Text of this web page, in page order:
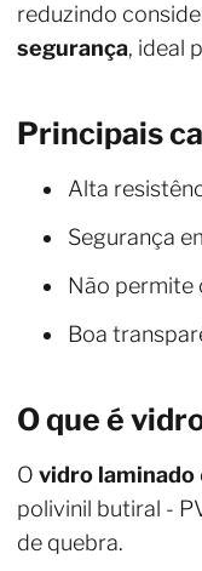
reduzindo
segurança, ideal
Principais
Alta
Segurança
Não permite
Boa
O que é
O vidro laminado
polivinil butiral -
de quebra.